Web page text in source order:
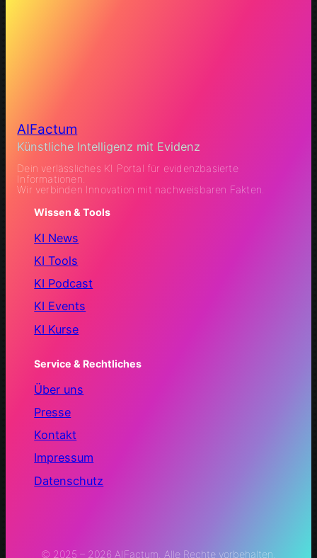
AIFactum
Künstliche Intelligenz mit Evidenz
Dein verlässliches KI Portal für evidenzbasierte
Informationen.
Wir verbinden Innovation mit nachweisbaren Fakten.
Wissen & Tools
KI News
KI Tools
KI Podcast
KI Events
KI Kurse
Service & Rechtliches
Über uns
Presse
Kontakt
Impressum
Datenschutz
© 2025 – 2026 AIFactum. Alle Rechte vorbehalten.